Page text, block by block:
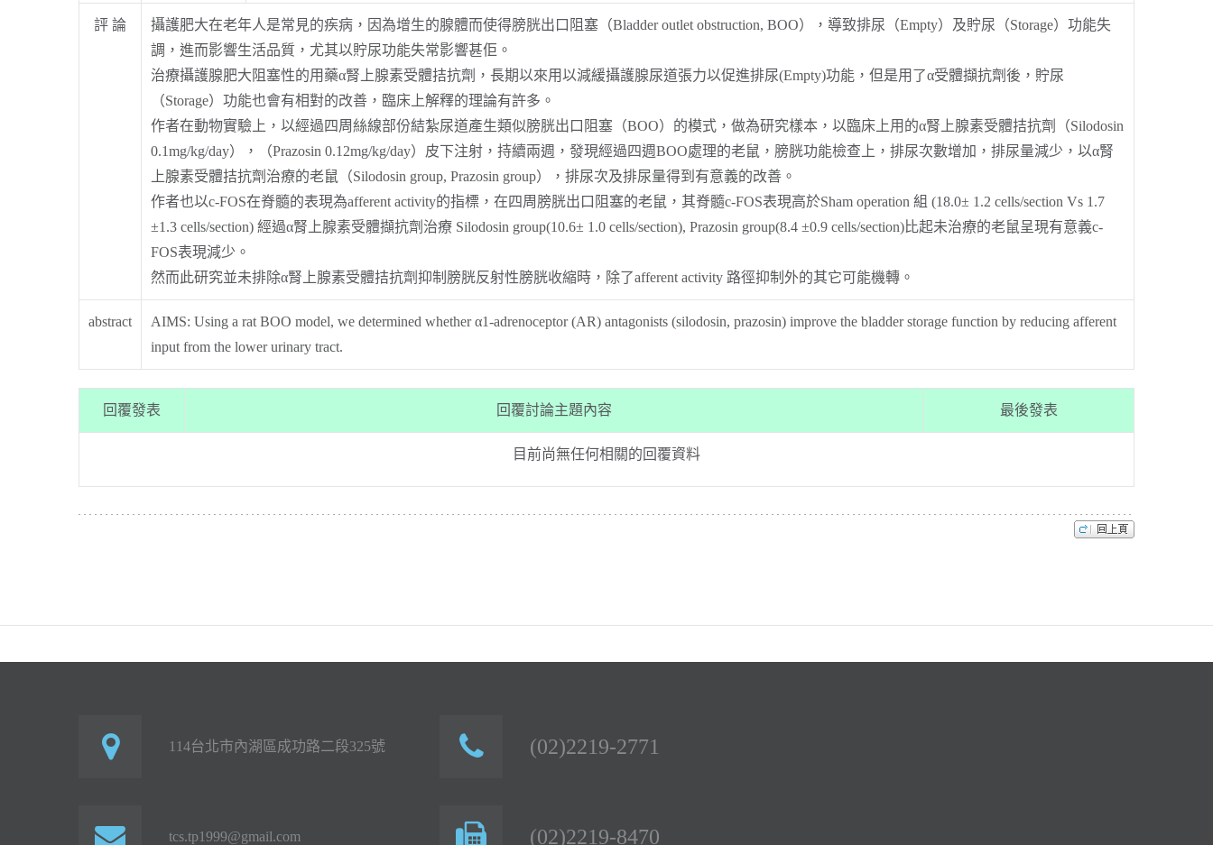
評 論
攝護肥大在老年人是常見的疾病，因為增生的腺體而使得膀胱出口阻塞（Bladder outlet obstruction, BOO），導致排尿（Empty）及貯尿（Storage）功能失
調，進而影響生活品質，尤其以貯尿功能失常影響甚佢。
治療攝護腺肥大阻塞性的用藥α腎上腺素受體拮抗劑，長期以來用以減緩攝護腺尿道張力以促進排尿(Empty)功能，但是用了α受體擷抗劑後，貯尿
（Storage）功能也會有相對的改善，臨床上解釋的理論有許多。
作者在動物實驗上，以經過四周絲線部份結紮尿道產生類似膀胱出口阻塞（BOO）的模式，做為研究樣本，以臨床上用的α腎上腺素受體拮抗劑（Silodosin
0.1mg/kg/day），（Prazosin 0.12mg/kg/day）皮下注射，持續兩週，發現經過四週BOO處理的老鼠，膀胱功能檢查上，排尿次數增加，排尿量減少，以α腎
上腺素受體拮抗劑治療的老鼠（Silodosin group, Prazosin group），排尿次及排尿量得到有意義的改善。
作者也以c-FOS在脊髓的表現為afferent activity的指標，在四周膀胱出口阻塞的老鼠，其脊髓c-FOS表現高於Sham operation 組 (18.0± 1.2 cells/section Vs 1.7
±1.3 cells/section) 經過α腎上腺素受體擷抗劑治療 Silodosin group(10.6± 1.0 cells/section), Prazosin group(8.4 ±0.9 cells/section)比起未治療的老鼠呈現有意義c-
FOS表現減少。
然而此研究並未排除α腎上腺素受體拮抗劑抑制膀胱反射性膀胱收縮時，除了afferent activity 路徑抑制外的其它可能機轉。
abstract
AIMS: Using a rat BOO model, we determined whether α1-adrenoceptor (AR) antagonists (silodosin, prazosin) improve the bladder storage function by reducing afferent
input from the lower urinary tract.
回覆發表 回覆討論主題內容 最後發表
目前尚無任何相關的回覆資料
114台北市內湖區成功路二段325號
tcs.tp1999@gmail.com
(02)2219-2771
(02)2219-8470